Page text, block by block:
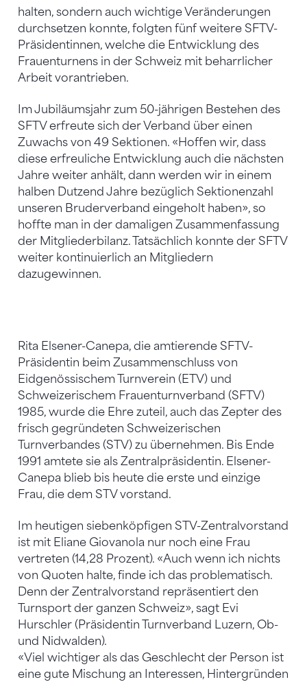
halten, sondern auch wichtige Veränderungen
durchsetzen konnte, folgten fünf weitere SFTV-
Präsidentinnen, welche die Entwicklung des
Frauenturnens in der Schweiz mit beharrlicher
Arbeit vorantrieben.
Im Jubiläumsjahr zum 50-jährigen Bestehen des
SFTV erfreute sich der Verband über einen
Zuwachs von 49 Sektionen. «Hoffen wir, dass
diese erfreuliche Entwicklung auch die nächsten
Jahre weiter anhält, dann werden wir in einem
halben Dutzend Jahre bezüglich Sektionenzahl
unseren Bruderverband eingeholt haben», so
hoffte man in der damaligen Zusammenfassung
der Mitgliederbilanz. Tatsächlich konnte der SFTV
weiter kontinuierlich an Mitgliedern
dazugewinnen.
Rita Elsener-Canepa, die amtierende SFTV-
Präsidentin beim Zusammenschluss von
Eidgenössischem Turnverein (ETV) und
Schweizerischem Frauenturnverband (SFTV)
1985, wurde die Ehre zuteil, auch das Zepter des
frisch gegründeten Schweizerischen
Turnverbandes (STV) zu übernehmen. Bis Ende
1991 amtete sie als Zentralpräsidentin. Elsener-
Canepa blieb bis heute die erste und einzige
Frau, die dem STV vorstand.
Im heutigen siebenköpfigen STV-Zentralvorstand
ist mit Eliane Giovanola nur noch eine Frau
vertreten (14,28 Prozent). «Auch wenn ich nichts
von Quoten halte, finde ich das problematisch.
Denn der Zentralvorstand repräsentiert den
Turnsport der ganzen Schweiz», sagt Evi
Hurschler (Präsidentin Turnverband Luzern, Ob-
und Nidwalden).
«Viel wichtiger als das Geschlecht der Person ist
eine gute Mischung an Interessen, Hintergründen